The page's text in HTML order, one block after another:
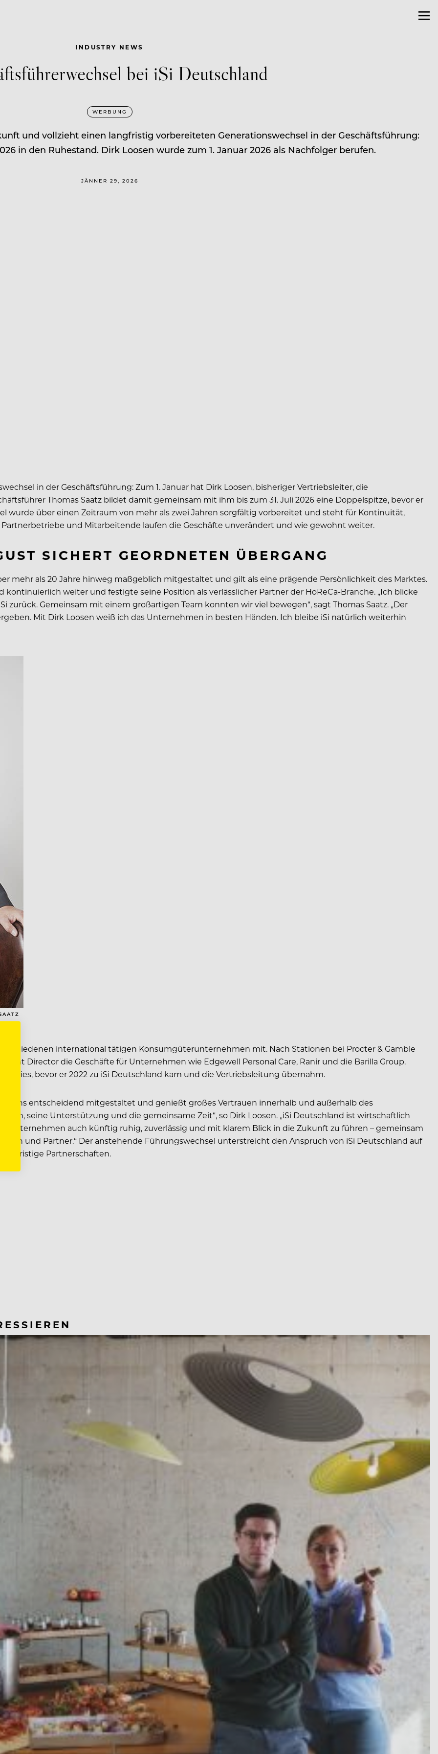
INDUSTRY NEWS
bei iSi Deutschland
WERBUNG
und vollzieht einen langfristig vorbereiteten Generationswechsel in der Geschäftsführung:
in den Ruhestand. Dirk Loosen wurde zum 1. Januar 2026 als Nachfolger berufen.
JÄNNER 29, 2026
in der Geschäftsführung: Zum 1. Januar hat Dirk Loosen, bisheriger Vertriebsleiter, die
Thomas Saatz bildet damit gemeinsam mit ihm bis zum 31. Juli 2026 eine Doppelspitze, bevor er
wurde über einen Zeitraum von mehr als zwei Jahren sorgfältig vorbereitet und steht für Kontinuität,
und Mitarbeitende laufen die Geschäfte unverändert und wie gewohnt weiter.
SICHERT GEORDNETEN ÜBERGANG
mehr als 20 Jahre hinweg maßgeblich mitgestaltet und gilt als eine prägende Persönlichkeit des Marktes.
weiter und festigte seine Position als verlässlicher Partner der HoReCa-Branche. „Ich blicke
zurück. Gemeinsam mit einem großartigen Team konnten wir viel bewegen“, sagt Thomas Saatz. „Der
Mit Dirk Loosen weiß ich das Unternehmen in besten Händen. Ich bleibe iSi natürlich weiterhin
international tätigen Konsumgüterunternehmen mit. Nach Stationen bei Procter & Gamble
Director die Geschäfte für Unternehmen wie Edgewell Personal Care, Ranir und die Barilla Group.
bevor er 2022 zu iSi Deutschland kam und die Vertriebsleitung übernahm.
entscheidend mitgestaltet und genießt großes Vertrauen innerhalb und außerhalb des
seine Unterstützung und die gemeinsame Zeit“, so Dirk Loosen. „iSi Deutschland ist wirtschaftlich
Unternehmen auch künftig ruhig, zuverlässig und mit klarem Blick in die Zukunft zu führen – gemeinsam
und Partner.“ Der anstehende Führungswechsel unterstreicht den Anspruch von iSi Deutschland auf
Partnerschaften.